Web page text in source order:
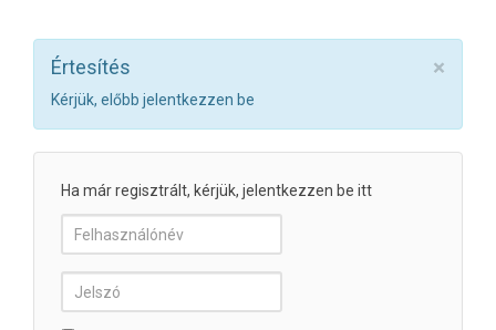
×
Értesítés
Kérjük, előbb jelentkezzen be
Ha már regisztrált, kérjük, jelentkezzen be itt